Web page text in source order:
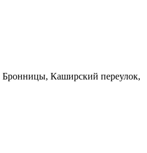
Бронницы, Каширский переулок,